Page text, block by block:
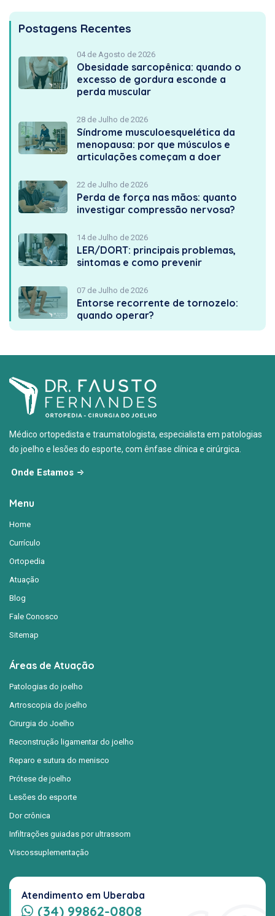
Postagens Recentes
04 de Agosto de 2026
Obesidade sarcopênica: quando o
excesso de gordura esconde a
perda muscular
28 de Julho de 2026
Síndrome musculoesquelética da
menopausa: por que músculos e
articulações começam a doer
22 de Julho de 2026
Perda de força nas mãos: quanto
investigar compressão nervosa?
14 de Julho de 2026
LER/DORT: principais problemas,
sintomas e como prevenir
07 de Julho de 2026
Entorse recorrente de tornozelo:
quando operar?
Médico ortopedista e traumatologista, especialista em patologias
do joelho e lesões do esporte, com ênfase clínica e cirúrgica.
Onde Estamos
Menu
Home
Currículo
Ortopedia
Atuação
Blog
Fale Conosco
Sitemap
Áreas de Atuação
Patologias do joelho
Artroscopia do joelho
Cirurgia do Joelho
Reconstrução ligamentar do joelho
Reparo e sutura do menisco
Prótese de joelho
Lesões do esporte
Dor crônica
Infiltrações guiadas por ultrassom
Viscossuplementação
Atendimento em Uberaba
(34) 99862-0808